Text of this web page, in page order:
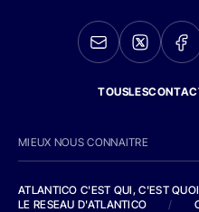
MIEUX NOUS CONNAITRE
ATLANTICO C'EST QUI, C'EST
LE RESEAU D'ATLANTICO
/